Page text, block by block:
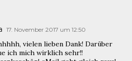
17. November 2017 um 12:50
vielen lieben Dank! Darüber
ich mich wirklich sehr!!